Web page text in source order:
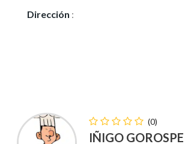
Dirección :
(0)
IÑIGO GOROSPE